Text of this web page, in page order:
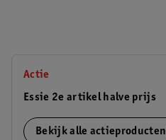
Actie
Essie 2e artikel halve prijs
Bekijk alle actieproducten